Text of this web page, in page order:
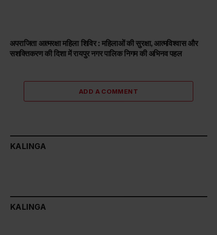
अपराजिता आत्मरक्षा महिला शिविर : महिलाओं की सुरक्षा, आत्मविश्वास और
सशक्तिकरण की दिशा में रायपुर नगर पालिक निगम की अभिनव पहल
ADD A COMMENT
KALINGA
KALINGA